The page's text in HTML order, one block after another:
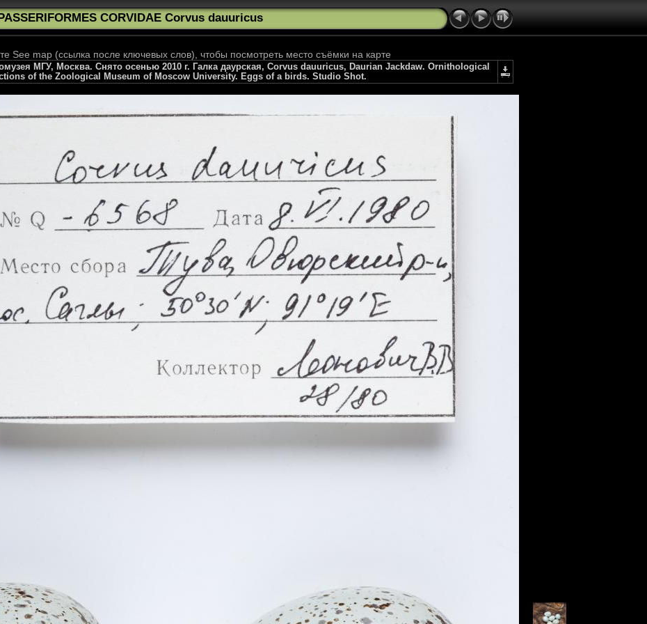
CORVIDAE Corvus dauuricus
See map (ссылка после ключевых слов), чтобы посмотреть место съёмки на карте
МГУ, Москва. Снято осенью 2010 г. Галка даурская, Corvus dauuricus, Daurian Jackdaw. Ornithological
of the Zoological Museum of Moscow University. Eggs of a birds. Studio Shot.